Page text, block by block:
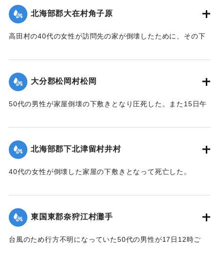
挺
身的協力トハ其効績實ニ著大ナモノガアル 僅々五十戸ニ過
ギ
設
サレタ事ハ時代文化ノ餘澤トハ言ヘ實ニ一世ノ奇蹟トシテ交
通
昭和三十一年九月仲秋 院内村 教育委員會
※碑文の画像（2枚目）・翻刻は「デジタル拓本」による。
｜固有コード:
｜固有コード:
2戸、非住家5戸、死者1人を出した。そのほか建物の全半壊は
310棟を数えた。
【出典：大分合同新聞 1951年10月22日朝刊1面】
北海部郡大在村角子原
高田村の40代の女性が訪問先の家が倒壊したために、その下
｜固有コード:
大分郡松岡村松岡
50代の男性が家屋倒壊の下敷きとなり圧死した。また15日午
防署の調べによると損害17万円。
【出典：大分合同新聞 1951年10月18日朝刊2面】
｜固有コード: 005200115
北海部郡下北津留村井村
40代の女性が倒壊した家屋の下敷きとなって死亡した。
｜固有コード: 005200116
東国東郡奈狩江村灘手
台風のため行方不明になっていた50代の男性が17日12時ご